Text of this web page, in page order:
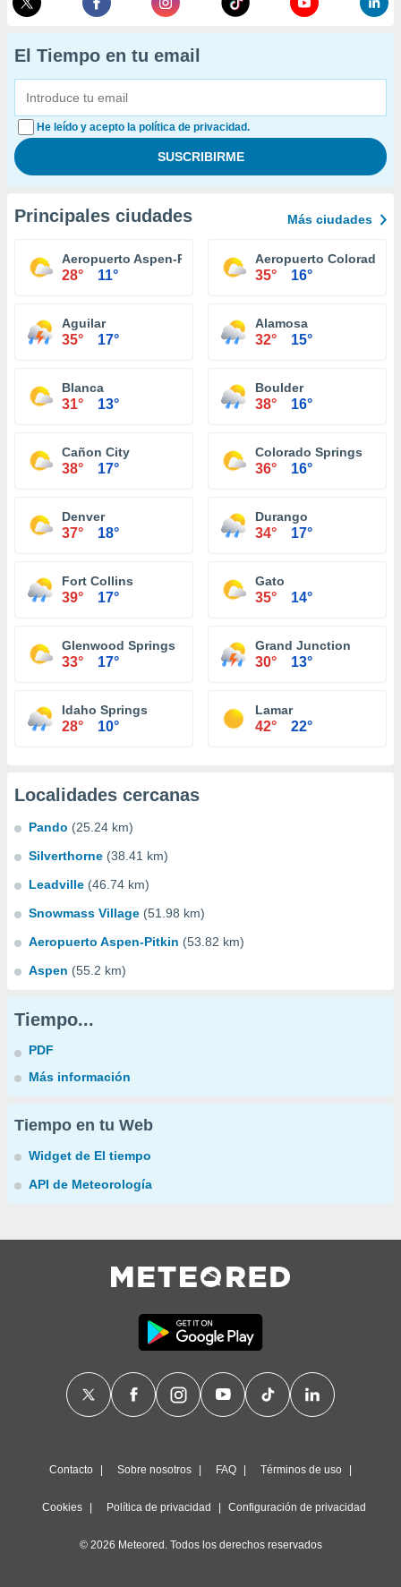
El Tiempo en tu email
He leído y acepto la política de privacidad.
Principales ciudades Más ciudades
Aeropuerto Aspen-Pitkin
28° 11°
Aeropuerto Colorado
35° 16°
Aguilar
35° 17°
Alamosa
32° 15°
Blanca
31° 13°
Boulder
38° 16°
Cañon City
38° 17°
Colorado Springs
36° 16°
Denver
37° 18°
Durango
34° 17°
Fort Collins
39° 17°
Gato
35° 14°
Glenwood Springs
33° 17°
Grand Junction
30° 13°
Idaho Springs
28° 10°
Lamar
42° 22°
Localidades cercanas
Pando (25.24 km)
Silverthorne (38.41 km)
Leadville (46.74 km)
Snowmass Village (51.98 km)
Aeropuerto Aspen-Pitkin (53.82 km)
Aspen (55.2 km)
Tiempo...
PDF
Más información
Tiempo en tu Web
Widget de El tiempo
API de Meteorología
Contacto Sobre nosotros FAQ Términos de uso
Cookies Política de privacidad Configuración de privacidad
© 2026 Meteored. Todos los derechos reservados